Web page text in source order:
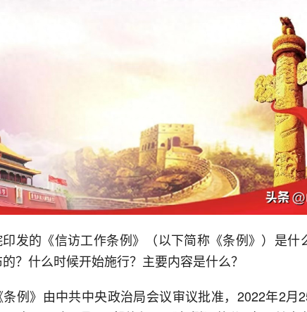
发的《信访工作条例》（以下简称《条例》）是什
？什么时候开始施行？主要内容是什么？
例》由中共中央政治局会议审议批准，2022年2月